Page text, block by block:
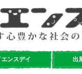
エンスデイ 出